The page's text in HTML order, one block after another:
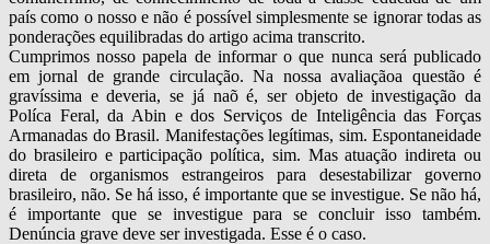
país como o nosso e não é possível simplesmente se ignorar todas as
ponderações equilibradas do artigo acima transcrito.
Cumprimos nosso papela de informar o que nunca será publicado
em jornal de grande circulação. Na nossa avaliaçãoa questão é
gravíssima e deveria, se já naõ é, ser objeto de investigação da
Políca Feral, da Abin e dos Serviços de Inteligência das Forças
Armanadas do Brasil. Manifestações legítimas, sim. Espontaneidade
do brasileiro e participação política, sim. Mas atuação indireta ou
direta de organismos estrangeiros para desestabilizar governo
brasileiro, não. Se há isso, é importante que se investigue. Se não há,
é importante que se investigue para se concluir isso também.
Denúncia grave deve ser investigada. Esse é o caso.